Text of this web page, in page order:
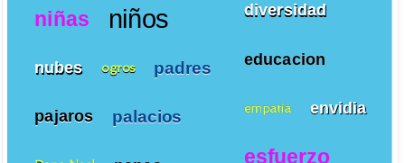
diversidad
educacion
empatía envidia
esfuerzo
niñas niños
nubes ogros padres
pajaros palacios